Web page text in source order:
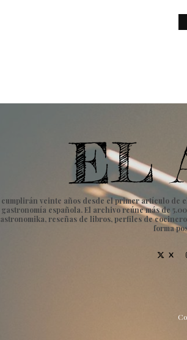
cumplirán veinte años desde el primer artículo
española. El archivo reúne más de
reseñas de libros, perfiles de
forma
X